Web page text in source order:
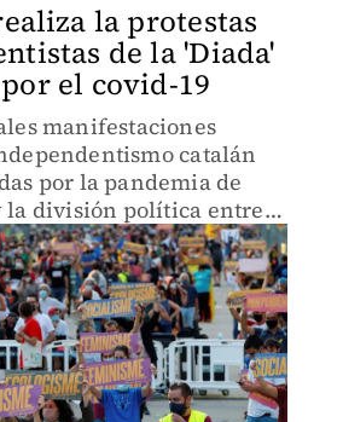
la protestas
de la 'Diada'
el covid-19
manifestaciones
catalán
por la pandemia de
la división política entre